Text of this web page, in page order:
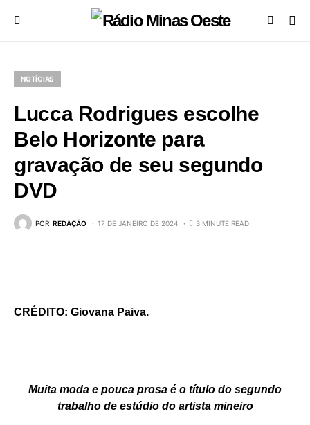
NOTÍCIAS
Lucca Rodrigues escolhe
Belo Horizonte para
gravação de seu segundo
DVD
POR REDAÇÃO 17 DE JANEIRO DE 2024 3 MINUTE READ
CRÉDITO: Giovana Paiva.
Muita moda e pouca prosa é o título do segundo
trabalho de estúdio do artista mineiro